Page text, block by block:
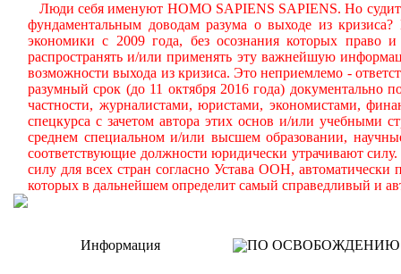
Люди себя именуют HOMO SAPIENS SAPIENS. Но
фундаментальным доводам разума о выходе из
экономики с 2009 года, без осознания которых право
распространять и/или применять эту важнейшую
возможности выхода из кризиса. Это неприемлемо -
разумный срок (до 11 октября 2016 года)
частности, журналистами, юристами, экономистами,
спецкурса с зачетом автора этих основ и/или учебными
среднем специальном и/или высшем образовании,
соответствующие должности юридически утрачивают
силу для всех стран согласно Устава ООН,
которых в дальнейшем определит самый справедливый и
Информация ПО ОСВОБОЖДЕНИЮ